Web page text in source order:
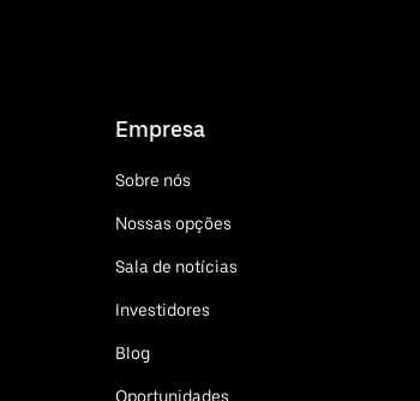
Empresa
Sobre nós
Nossas opções
Sala de notícias
Investidores
Blog
Oportunidades